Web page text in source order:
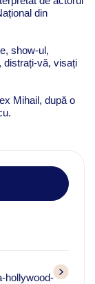
din
show-ul,
distrați-vă, visați
Mihail, după o
hollywood-